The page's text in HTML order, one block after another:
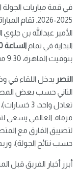
في قمة مباريات الجولة الـ22
2025-2026. تقام المباراة على ملعب
الأمير عبدالله بن
البداية في تمام الساعة 8:30 مساءً
بتوقيت القاهرة، 9:30 مساءً بتوقيت الإمارات).
النصر يدخل اللقاء في
الثاني حسب بعض
مرماه. العالمي يسعى
لتضييق الفارق مع
حسب نتائج الجولة)،
أبرز أخبار الفريق قبل